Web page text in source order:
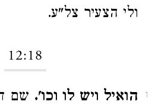
ולי הצעיר צל"ע.
12:18
1 הואיל ויש לו וכו'. שם